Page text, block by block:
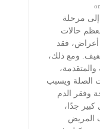
مرحلة
حالات
أعراض، فقد
ومع ذلك،
الصلة ويسبب
وفقر الدم
جدًا،
المريض